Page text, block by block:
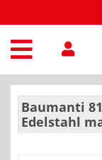
Baumanti
Edelstahl